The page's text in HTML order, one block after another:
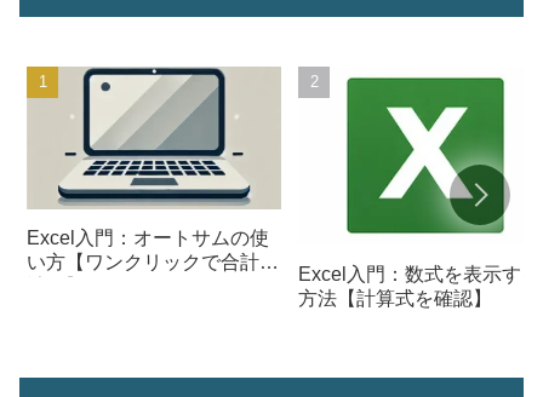
Excel入門：オートサムの使
い方【ワンクリックで合計を
Excel入門：数式を表示する
方法【計算式を確認】